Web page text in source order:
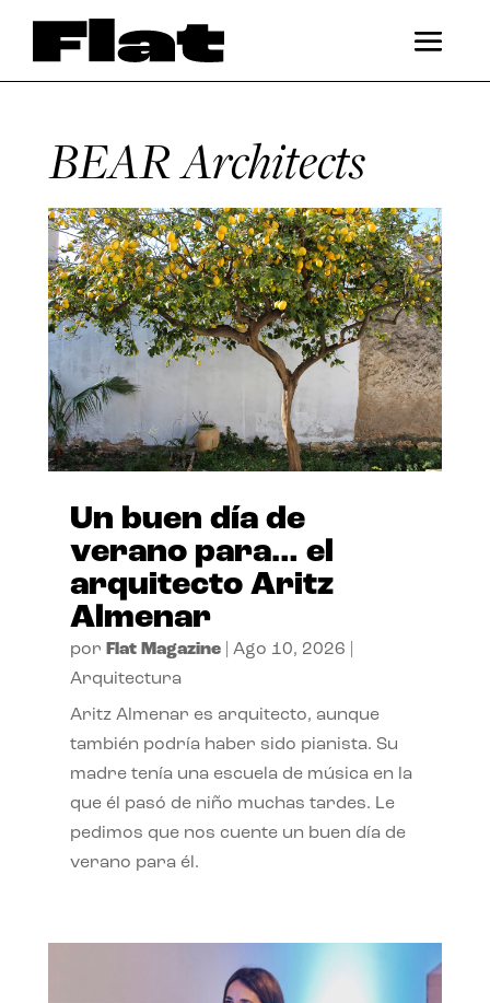
BEAR Architects
Un buen día de
verano para… el
arquitecto Aritz
Almenar
por Flat Magazine| Ago 10, 2026
Arquitectura
Aritz Almenar es arquitecto, aunque
también podría haber sido pianista. Su
madre tenía una escuela de música en la
que él pasó de niño muchas tardes. Le
pedimos que nos cuente un buen día de
verano para él.